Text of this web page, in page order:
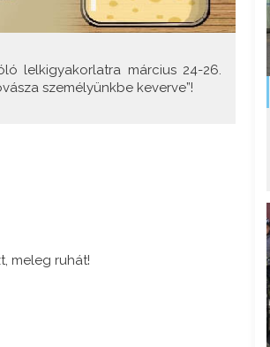
lelkigyakorlatra március 24-26.
személyünkbe keverve”!
meleg ruhát!